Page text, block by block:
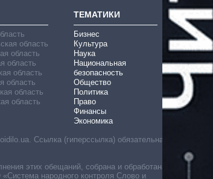
область
область
область
область
область
область
область
ТЕМАТИКИ
Бизнес
Культура
Наука
Национальная
безопасность
Общество
Политика
Право
Финансы
Экономика
Ссылка (гиперссылка) обязательна
этих обещаний, собрана и обработана
народного контроля Слово и